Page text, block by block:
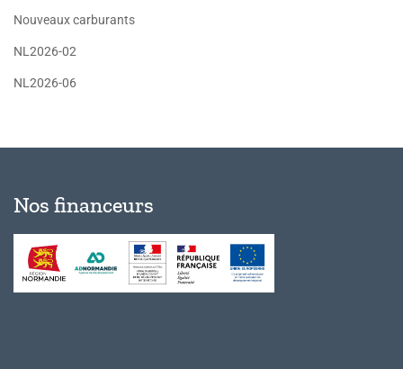
Nouveaux carburants
NL2026-02
NL2026-06
Nos financeurs